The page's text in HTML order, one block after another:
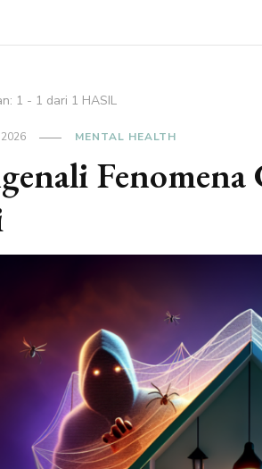
1 - 1 dari 1 HASIL
MENTAL HEALTH